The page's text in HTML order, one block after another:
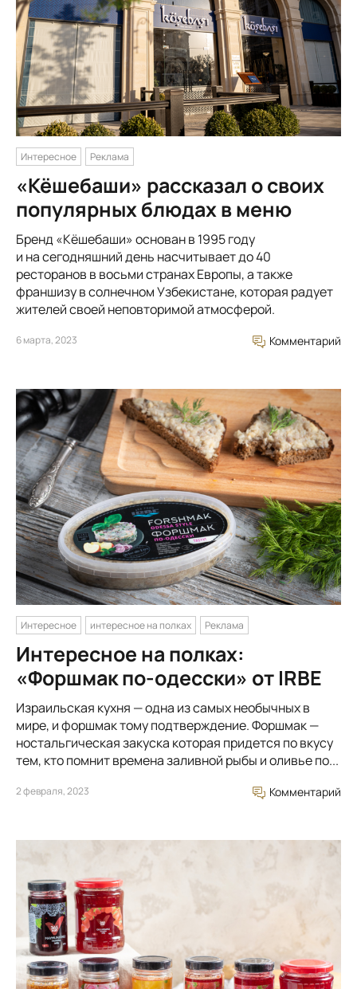
Интересное Реклама
«Кёшебаши» рассказал о своих
популярных блюдах в меню
Бренд «Кёшебаши» основан в 1995 году
и на сегодняшний день насчитывает до 40
ресторанов в восьми странах Европы, а также
франшизу в солнечном Узбекистане, которая радует
жителей своей неповторимой атмосферой.
6 марта, 2023 Комментарий
Интересное интересное на полках Реклама
Интересное на полках:
«Форшмак по-одесски» от IRBE
Израильская кухня — одна из самых необычных в
мире, и форшмак тому подтверждение. Форшмак —
ностальгическая закуска которая придется по вкусу
тем, кто помнит времена заливной рыбы и оливье по...
2 февраля, 2023 Комментарий